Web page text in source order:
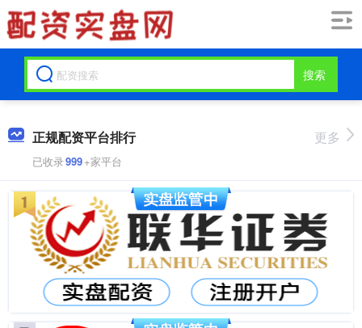
搜索
正规配资平台排行
已收录999+家平台
更多